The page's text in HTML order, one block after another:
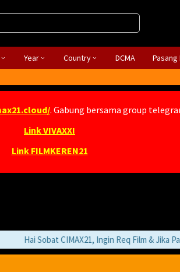
Year Country DCMA Pasang
. Gabung bersama group
Link VIVAXXI
Link FILMKEREN21
Hai Sobat CIMAX21, Ingin Req Film & Jika